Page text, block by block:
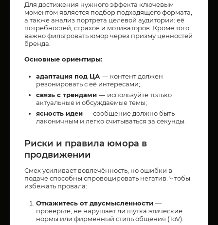
Для достижения нужного эффекта ключевым
моментом является подбор подходящего формата,
а также анализ портрета целевой аудитории: её
потребностей, страхов и мотиваторов. Кроме того,
важно фильтровать юмор через призму ценностей
бренда.
Основные ориентиры:
адаптация под ЦА — контент должен
резонировать с её интересами;
связь с трендами — используйте только
актуальные и обсуждаемые темы;
ясность идеи — сообщение должно быть
лаконичным и легко считываться за секунды.
Риски и правила юмора в
продвижении
Смех усиливает вовлечённость, но ошибки в
подаче способны спровоцировать негатив. Чтобы
избежать провала:
Откажитесь от двусмысленности —
проверьте, не нарушает ли шутка этические
нормы или фирменный стиль общения (ToV).